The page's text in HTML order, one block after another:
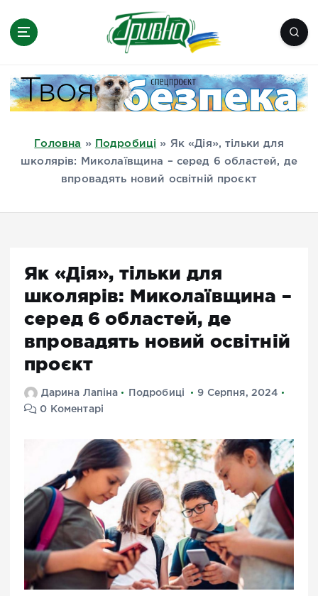
Миколаїв, Одеса, Мелітополь
Головна » Подробиці »
Як «Дія», тільки для
школярів: Миколаївщина – серед 6 областей, де
впровадять новий освітній проєкт
Як «Дія», тільки для
школярів: Миколаївщина –
серед 6 областей, де
впровадять новий освітній
проєкт
Дарина Лапіна Подробиці
9 Серпня, 2024
0 Коментарі